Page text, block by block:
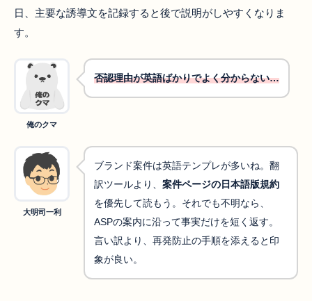
日、主要な誘導文を記録すると後で説明がしやすくなりま
す。
俺のクマ
否認理由が英語ばかりでよく分からない…
大明司一利
ブランド案件は英語テンプレが多いね。翻
訳ツールより、 案件ページの日本語版規約
を優先して読もう。それでも不明なら、
ASPの案内に沿って事実だけを短く返す。
言い訳より、再発防止の手順を添えると印
象が良い。